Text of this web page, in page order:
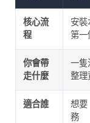
核心流
程
安
第一
你會帶
走什麼
一隻
整理
適合誰
想要
務